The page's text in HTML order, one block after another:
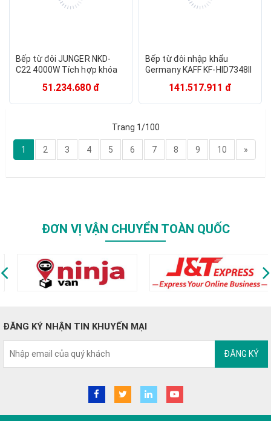
Bếp từ đôi JUNGER NKD-
C22 4000W Tích hợp khóa
Hãng Bảo Hành 36 Tháng
51.234.680 đ
Bếp từ đôi nhập khẩu
Germany KAFF KF-HID7348II
141.517.911 đ
Trang 1/100
1 2 3 4 5 6 7 8 9 10 »
ĐƠN VỊ VẬN CHUYỂN TOÀN QUỐC
ĐĂNG KÝ NHẬN TIN KHUYẾN MẠI
ĐĂNG KÝ